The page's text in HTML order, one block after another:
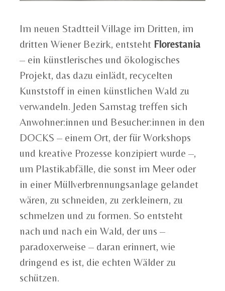
Im neuen Stadtteil Village im Dritten, im
dritten Wiener Bezirk, entsteht Florestania
– ein künstlerisches und ökologisches
Projekt, das dazu einlädt, recycelten
Kunststoff in einen künstlichen Wald zu
verwandeln. Jeden Samstag treffen sich
Anwohner:innen und Besucher:innen in den
DOCKS – einem Ort, der für Workshops
und kreative Prozesse konzipiert wurde –,
um Plastikabfälle, die sonst im Meer oder
in einer Müllverbrennungsanlage gelandet
wären, zu schneiden, zu zerkleinern, zu
schmelzen und zu formen. So entsteht
nach und nach ein Wald, der uns –
paradoxerweise – daran erinnert, wie
dringend es ist, die echten Wälder zu
schützen.